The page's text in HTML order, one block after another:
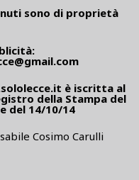
sono di proprietà
è iscritta al
della Stampa del
del 14/10/14
Cosimo Carulli